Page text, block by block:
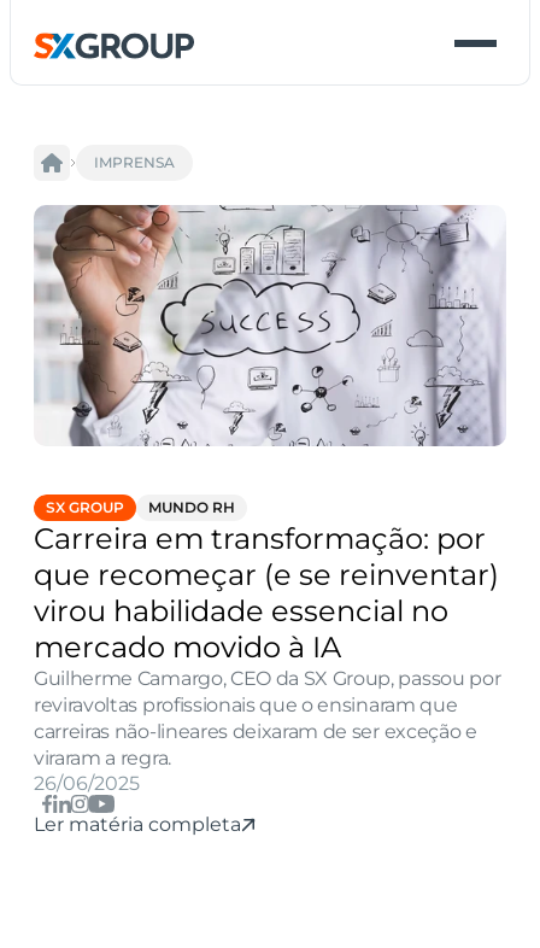
IMPRENSA
SX GROUP MUNDO RH
Carreira em transformação: por
que recomeçar (e se reinventar)
virou habilidade essencial no
mercado movido à IA
Guilherme Camargo, CEO da SX Group, passou por
reviravoltas profissionais que o ensinaram que
carreiras não-lineares deixaram de ser exceção e
viraram a regra.
26/06/2025
Ler matéria completa